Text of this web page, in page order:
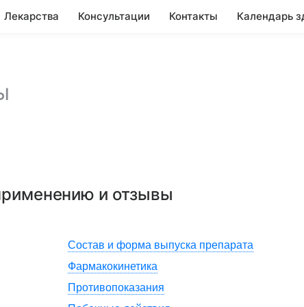
Лекарства Консультации Контакты Календарь
и отзывы
Состав и форма выпуска препарата
Фармакокинетика
Противопоказания